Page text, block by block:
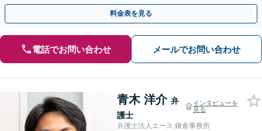
談を」豊富な経験を活かし、最善の対応方針をご提案
料金表を見る
電話でお問い合わせ メールでお問い合わせ
青木 洋介 弁
護士
インタビューを
見る
弁護士法人エース 鎌倉事務所